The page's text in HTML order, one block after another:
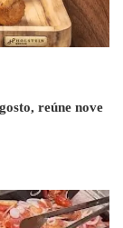
reúne nove